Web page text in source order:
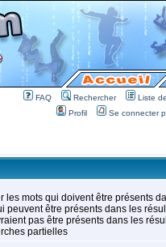
FAQ Rechercher
Liste
Profil
Se connecter
les mots qui doivent être présents
peuvent être présents dans les
pas être présents dans les
partielles